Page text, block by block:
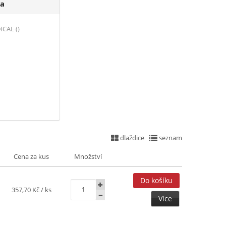
()
dlaždice seznam
Cena za kus Množství
357,70 Kč/ ks
Více